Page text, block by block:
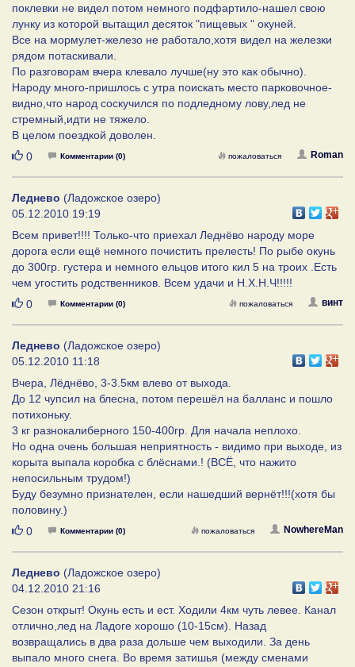
поклевки не видел потом немного подфартило-нашел свою
лунку из которой вытащил десяток "пищевых " окуней.
Все на мормулет-железо не работало,хотя видел на железки
рядом потаскивали.
По разговорам вчера клевало лучше(ну это как обычно).
Народу много-пришлось с утра поискать место парковочное-
видно,что народ соскучился по подледному лову,лед не
стремный,идти не тяжело.
В целом поездкой доволен.
Нравится
0 Комментарии (0) Roman
пожаловаться
Леднево (Ладожское озеро)
05.12.2010 19:19
Всем привет!!!! Только-что приехал Леднёво народу море
дорога если ещё немного почистить прелесть! По рыбе окунь
до 300гр. густера и немного ельцов итого кил 5 на троих .Есть
чем угостить родственников. Всем удачи и Н.Х.Н.Ч!!!!!
Нравится
0 Комментарии (0) винт
пожаловаться
Леднево (Ладожское озеро)
05.12.2010 11:18
Вчера, Лёднёво, 3-3.5км влево от выхода.
До 12 чупсил на блесна, потом перешёл на балланс и пошло
потихоньку.
3 кг разнокалиберного 150-400гр. Для начала неплохо.
Но одна очень большая неприятность - видимо при выходе, из
корыта выпала коробка с блёснами.! (ВСЁ, что нажито
непосильным трудом!)
Буду безумно признателен, если нашедший вернёт!!!(хотя бы
половину.)
Нравится
0 Комментарии (0) NowhereMan
пожаловаться
Леднево (Ладожское озеро)
04.12.2010 21:16
Сезон открыт! Окунь есть и ест. Ходили 4км чуть левее. Канал
отлично,лед на Ладоге хорошо (10-15см). Назад
возвращались в два раза дольше чем выходили. За день
выпало много снега. Во время затишья (между сменами